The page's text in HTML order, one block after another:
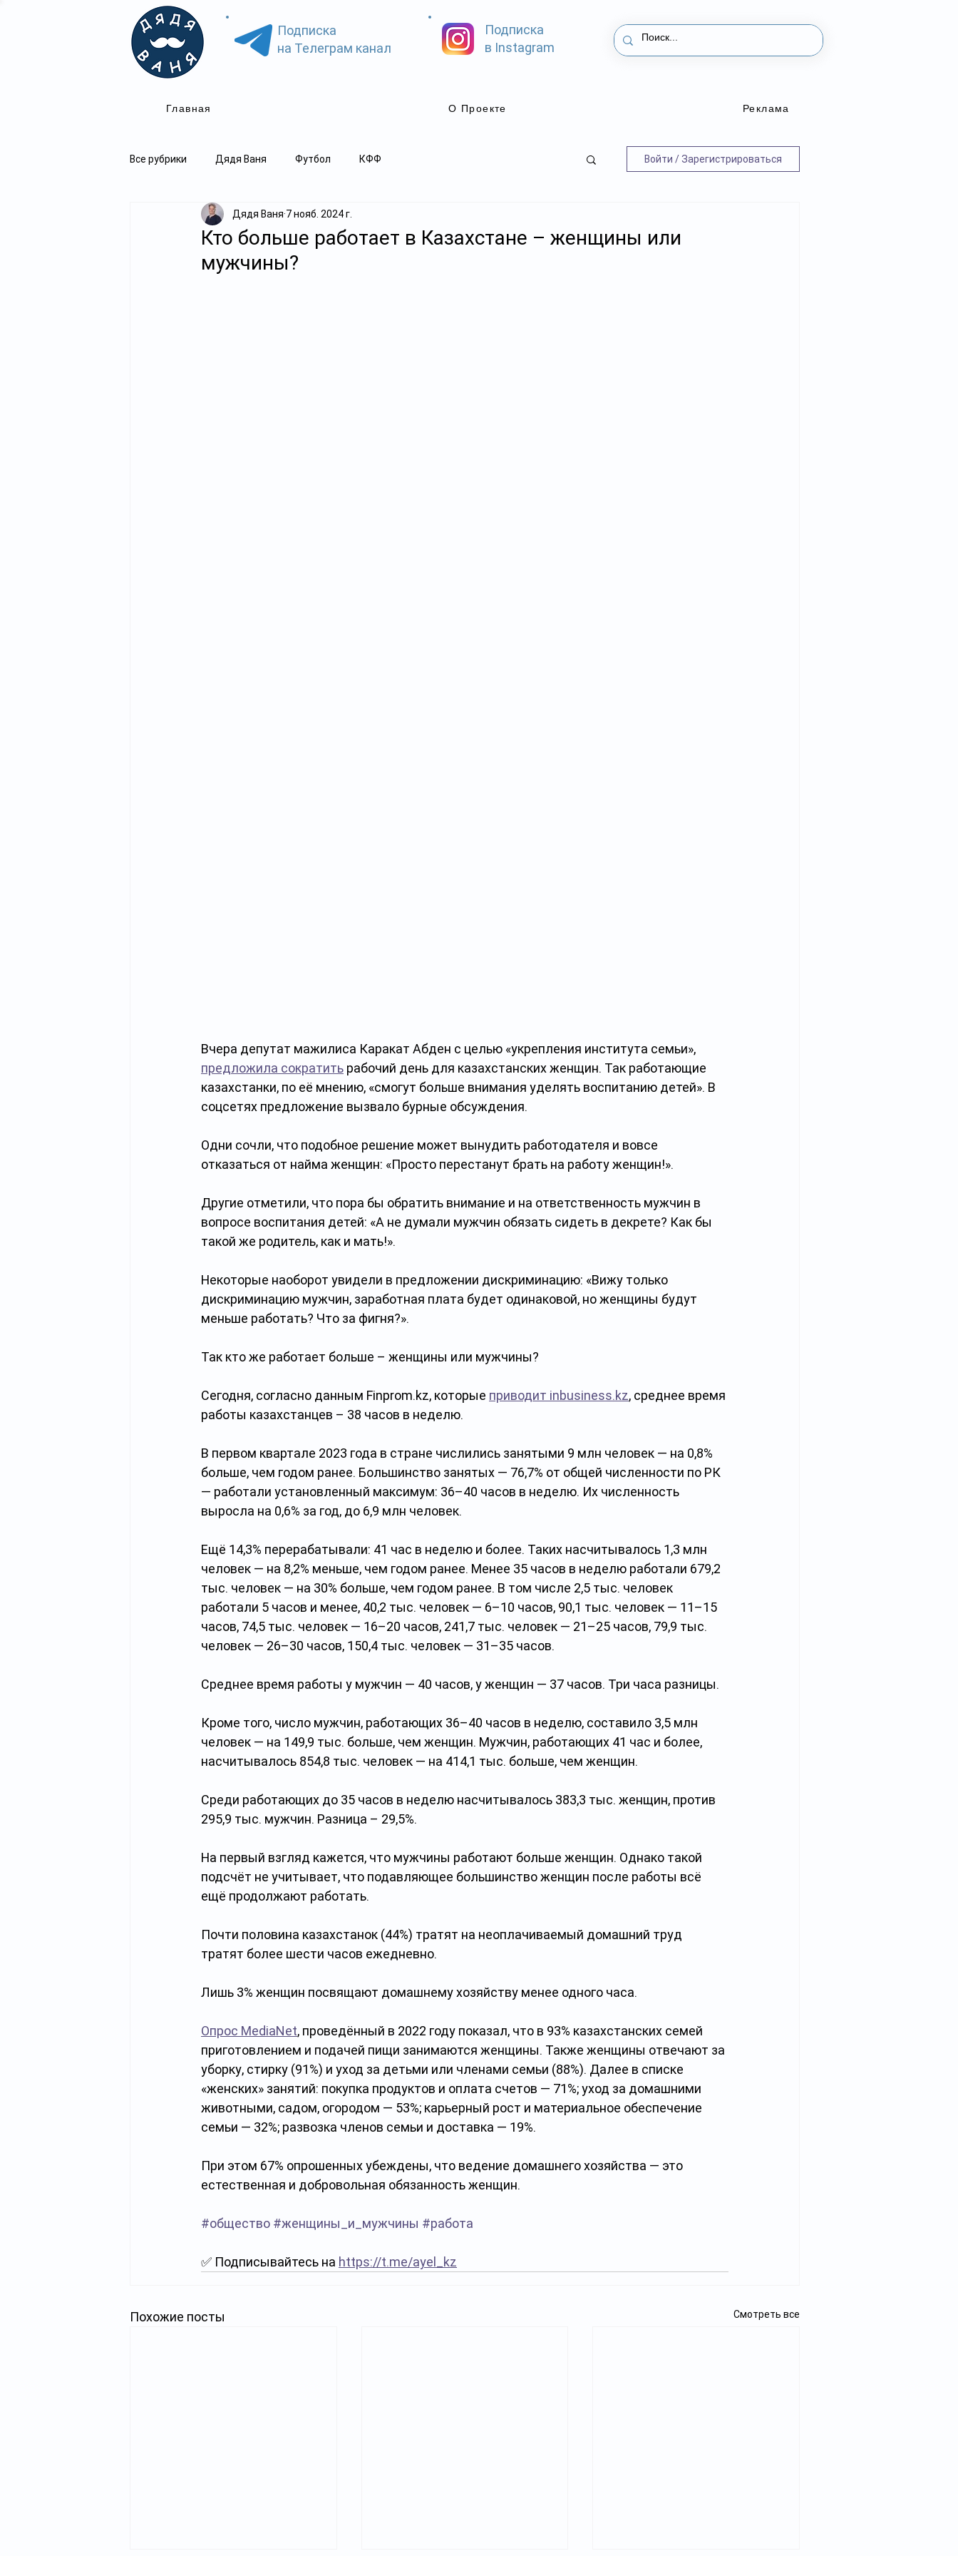
Подписка
на Телеграм канал
Главная
Подписка
в Instagram
О Проекте Реклама
Все рубрики Дядя Ваня Футбол КФФ Войти / Зарегистрироваться
Кто больше работает в Казахстане – женщины или
мужчины?
Дядя Ваня 7 нояб. 2024 г.
Вчера депутат мажилиса Каракат Абден с целью «укрепления института семьи»,
предложила сократить рабочий день для казахстанских женщин. Так работающие
казахстанки, по её мнению, «смогут больше внимания уделять воспитанию детей». В
соцсетях предложение вызвало бурные обсуждения.
Одни сочли, что подобное решение может вынудить работодателя и вовсе
отказаться от найма женщин: «Просто перестанут брать на работу женщин!».
Другие отметили, что пора бы обратить внимание и на ответственность мужчин в
вопросе воспитания детей: «А не думали мужчин обязать сидеть в декрете? Как бы
такой же родитель, как и мать!».
Некоторые наоборот увидели в предложении дискриминацию: «Вижу только
дискриминацию мужчин, заработная плата будет одинаковой, но женщины будут
меньше работать? Что за фигня?».
Так кто же работает больше – женщины или мужчины?
Сегодня, согласно данным Finprom.kz, которые приводит inbusiness.kz, среднее время
работы казахстанцев – 38 часов в неделю.
В первом квартале 2023 года в стране числились занятыми 9 млн человек — на 0,8%
больше, чем годом ранее. Большинство занятых — 76,7% от общей численности по РК
— работали установленный максимум: 36–40 часов в неделю. Их численность
выросла на 0,6% за год, до 6,9 млн человек.
Ещё 14,3% перерабатывали: 41 час в неделю и более. Таких насчитывалось 1,3 млн
человек — на 8,2% меньше, чем годом ранее. Менее 35 часов в неделю работали 679,2
тыс. человек — на 30% больше, чем годом ранее. В том числе 2,5 тыс. человек
работали 5 часов и менее, 40,2 тыс. человек — 6–10 часов, 90,1 тыс. человек — 11–15
часов, 74,5 тыс. человек — 16–20 часов, 241,7 тыс. человек — 21–25 часов, 79,9 тыс.
человек — 26–30 часов, 150,4 тыс. человек — 31–35 часов.
Среднее время работы у мужчин — 40 часов, у женщин — 37 часов. Три часа разницы.
Кроме того, число мужчин, работающих 36–40 часов в неделю, составило 3,5 млн
человек — на 149,9 тыс. больше, чем женщин. Мужчин, работающих 41 час и более,
насчитывалось 854,8 тыс. человек — на 414,1 тыс. больше, чем женщин.
Среди работающих до 35 часов в неделю насчитывалось 383,3 тыс. женщин, против
295,9 тыс. мужчин. Разница – 29,5%.
На первый взгляд кажется, что мужчины работают больше женщин. Однако такой
подсчёт не учитывает, что подавляющее большинство женщин после работы всё
ещё продолжают работать.
Почти половина казахстанок (44%) тратят на неоплачиваемый домашний труд
тратят более шести часов ежедневно.
Лишь 3% женщин посвящают домашнему хозяйству менее одного часа.
Опрос MediaNet, проведённый в 2022 году показал, что в 93% казахстанских семей
приготовлением и подачей пищи занимаются женщины. Также женщины отвечают за
уборку, стирку (91%) и уход за детьми или членами семьи (88%). Далее в списке
«женских» занятий: покупка продуктов и оплата счетов — 71%; уход за домашними
животными, садом, огородом — 53%; карьерный рост и материальное обеспечение
семьи — 32%; развозка членов семьи и доставка — 19%.
При этом 67% опрошенных убеждены, что ведение домашнего хозяйства — это
естественная и добровольная обязанность женщин.
#общество #женщины_и_мужчины #работа
✅ Подписывайтесь на https://t.me/ayel_kz
Похожие посты Смотреть все